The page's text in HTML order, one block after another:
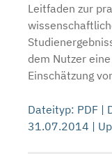
Leitfaden zur
dem Nutzer
Einschätzung
Dateityp: PDF |
31.07.2014 |